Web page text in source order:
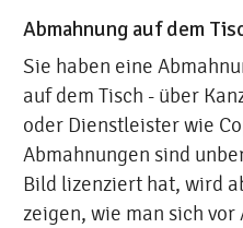
Abmahnung auf dem
Sie haben eine
auf dem Tisch - über
oder Dienstleister wie
Abmahnungen sind
Bild lizenziert hat, wird
zeigen, wie man sich vor